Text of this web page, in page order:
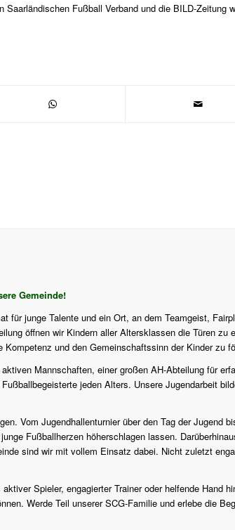
Fußball Verband und die BILD-Zeitung
Gemeinde!
für junge Talente und ein Ort, an dem Teamgeist,
öffnen wir Kindern aller Altersklassen die Türen
und den Gemeinschaftssinn der Kinder zu
Mannschaften, einer großen AH-Abteilung für
jeden Alters. Unsere Jugendarbeit
Vom Jugendhallenturnier über den Tag der Jugend
Fußballherzen höherschlagen lassen.
sind wir mit vollem Einsatz dabei. Nicht zuletzt
Spieler, engagierter Trainer oder helfende Hand
Werde Teil unserer SCG-Familie und erlebe die